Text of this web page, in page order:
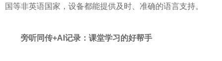
国等非英语国家，设备都能提供及时、准确的语言支持。
旁听同传+AI记录：课堂学习的好帮手